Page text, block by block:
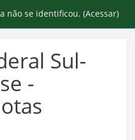
não se identificou. (Acessar)
Sul-
-